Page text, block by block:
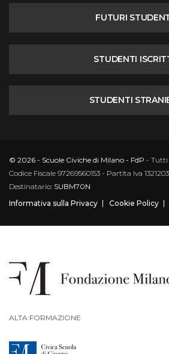
FUTURI
STUDENTI
STUDENTI
© 2026 - Scuole Civiche di Milano - FdP - Tutti
Codice Fiscale 97269560153 - Partita Iva
Destinatario: SUBM70N
Informativa sulla Privacy
Cookie Policy
ALTA FORMAZIONE